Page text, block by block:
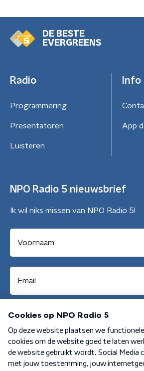
DE BESTE
EVERGREENS
Radio
Programmering
Presentatoren
Luisteren
Info
App
NPO Radio 5 nieuwsbrief
Ik wil niks missen van NPO Radio 5!
Aanmelden
Algemene voorwaarden